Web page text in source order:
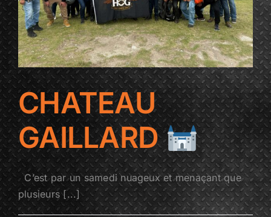
CHATEAU
GAILLARD
C’est par un samedi nuageux et menaçant que
plusieurs [...]